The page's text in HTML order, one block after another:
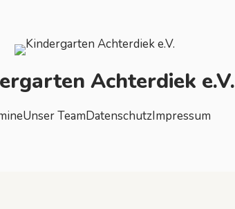
Achterdiek e.V.
Unser TeamDatenschutzImpressum